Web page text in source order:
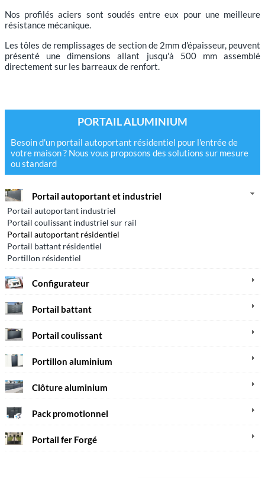
PORTAIL ALUMINIUM
Besoin d'un portail autoportant résidentiel pour l'entrée de
votre maison ? Nous vous proposons des solutions sur mesure
ou standard
Portail autoportant et industriel
Portail autoportant industriel
Portail coulissant industriel sur rail
Portail autoportant résidentiel
Portail battant résidentiel
Portillon résidentiel
Configurateur
Portail battant
Portail coulissant
Portillon aluminium
Clôture aluminium
Pack promotionnel
Portail fer Forgé
Nos profilés aciers sont soudés entre eux pour une meilleure
résistance mécanique.
Les tôles de remplissages de section de 2mm d'épaisseur, peuvent
présenté une dimensions allant jusqu'à 500 mm assemblé
directement sur les barreaux de renfort.